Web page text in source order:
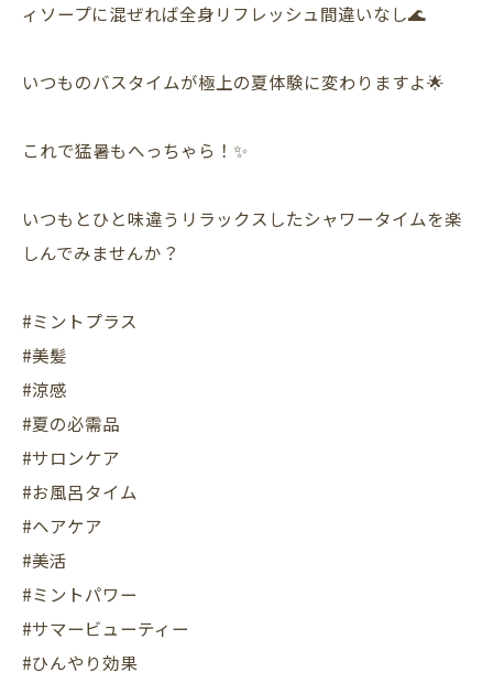
ィソープに混ぜれば全身リフレッシュ間違いなし🌊
いつものバスタイムが極上の夏体験に変わりますよ🌟
これで猛暑もへっちゃら！✨
いつもとひと味違うリラックスしたシャワータイムを楽
しんでみませんか？
#ミントプラス
#美髪
#涼感
#夏の必需品
#サロンケア
#お風呂タイム
#ヘアケア
#美活
#ミントパワー
#サマービューティー
#ひんやり効果